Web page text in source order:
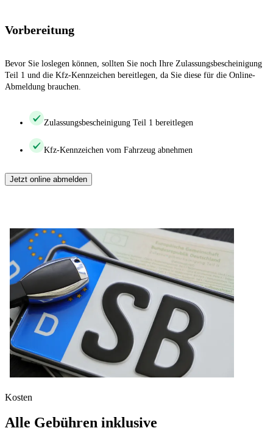
Vorbereitung
Bevor Sie loslegen können, sollten Sie noch Ihre Zulassungsbescheinigung
Teil 1 und die Kfz-Kennzeichen bereitlegen, da Sie diese für die Online-
Abmeldung brauchen.
Zulassungsbescheinigung Teil 1 bereitlegen
Kfz-Kennzeichen vom Fahrzeug abnehmen
Jetzt online abmelden
Kosten
Alle Gebühren inklusive